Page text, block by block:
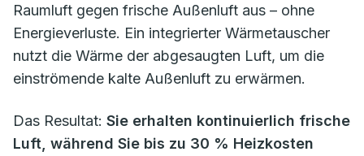
Raumluft gegen frische Außenluft aus – ohne
Energieverluste. Ein integrierter Wärmetauscher
nutzt die Wärme der abgesaugten Luft, um die
einströmende kalte Außenluft zu erwärmen.
Das Resultat: Sie erhalten kontinuierlich frische
Luft, während Sie bis zu 30 % Heizkosten